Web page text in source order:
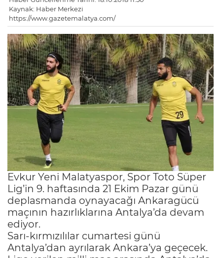
Kaynak: Haber Merkezi
https://www.gazetemalatya.com/
Evkur Yeni Malatyaspor, Spor Toto Süper
Lig’in 9. haftasında 21 Ekim Pazar günü
deplasmanda oynayacağı Ankaragücü
maçının hazırlıklarına Antalya’da devam
ediyor.
Sarı-kırmızılılar cumartesi günü
Antalya’dan ayrılarak Ankara’ya geçecek.